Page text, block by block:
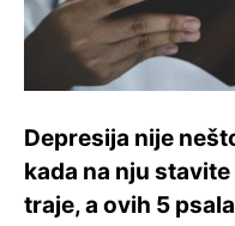
Depresija nije
kada na nju
traje, a ovih 5